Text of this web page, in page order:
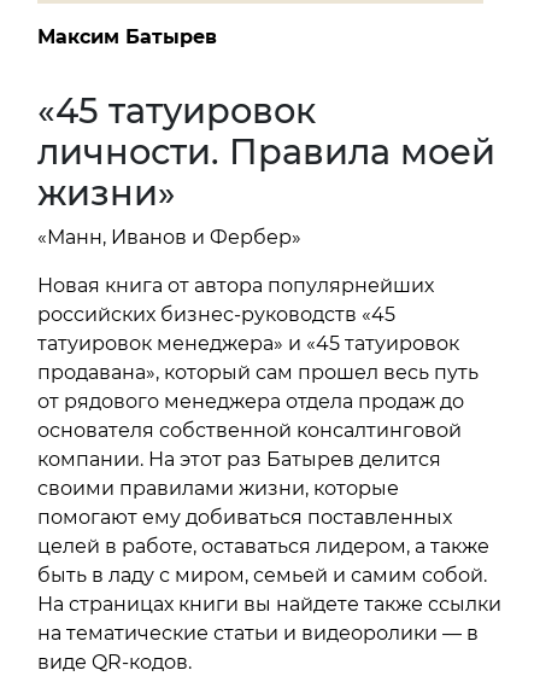
Максим Батырев
«45 татуировок
личности. Правила моей
жизни»
«Манн, Иванов и Фербер»
Новая книга от автора популярнейших
российских бизнес-руководств «45
татуировок менеджера» и «45 татуировок
продавана», который сам прошел весь путь
от рядового менеджера отдела продаж до
основателя собственной консалтинговой
компании. На этот раз Батырев делится
своими правилами жизни, которые
помогают ему добиваться поставленных
целей в работе, оставаться лидером, а также
быть в ладу с миром, семьей и самим собой.
На страницах книги вы найдете также ссылки
на тематические статьи и видеоролики — в
виде QR-кодов.